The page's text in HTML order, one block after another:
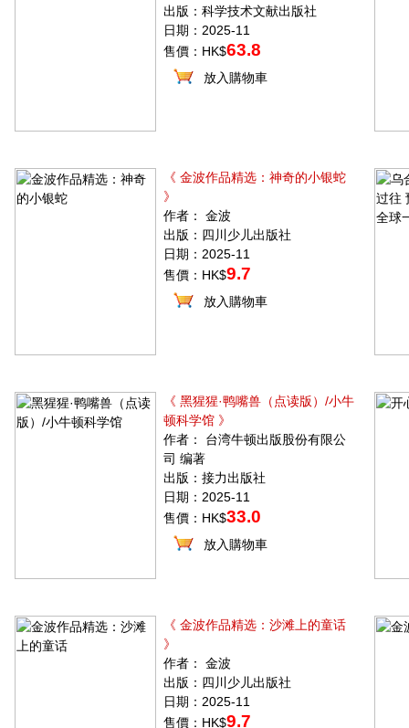
出版：科学技术文献出版社
日期：2025-11
售價：HK$63.8
放入購物車
《 金波作品精选：神奇的小银蛇
》
作者： 金波
出版：四川少儿出版社
日期：2025-11
售價：HK$9.7
放入購物車
《 黑猩猩·鸭嘴兽（点读版）/小牛
顿科学馆 》
作者： 台湾牛顿出版股份有限公
司 编著
出版：接力出版社
日期：2025-11
售價：HK$33.0
放入購物車
《 金波作品精选：沙滩上的童话
》
作者： 金波
出版：四川少儿出版社
日期：2025-11
售價：HK$9.7